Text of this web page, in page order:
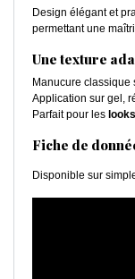
Design élégant et
permettant une
Une texture
Manucure classique
Application sur gel,
Parfait pour les
Fiche de
Disponible sur